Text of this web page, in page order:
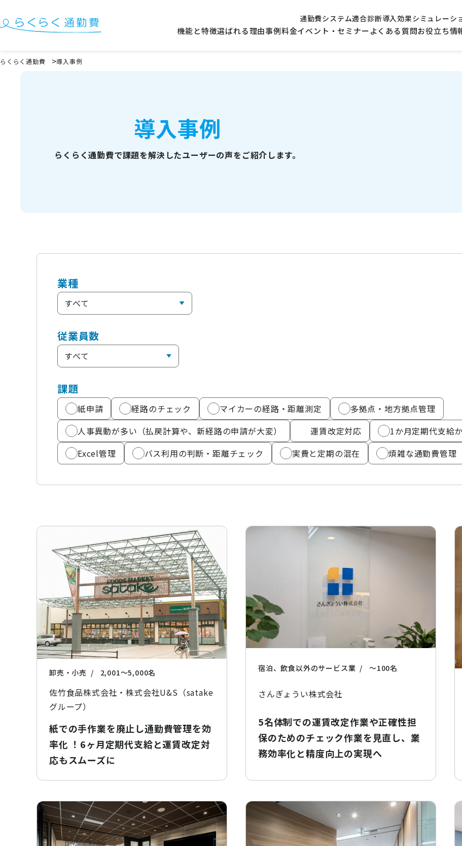
通勤費システム適合診断導入効果シミュレーシ
機能と特徴選ばれる理由事例料金イベント・セミナー よくある質問お役立ち情
機能と特徴
導入効果シミュレーション
お問い合わせ 料金・概要資料をDL
らくらく通勤費 導入事例
導入事例
らくらく通勤費で課題を解決したユーザーの声をご紹介します。
業種
従業員数
課題
紙申請 経路のチェック マイカーの経路・距離測定
多拠点・地方拠点管理
人事異動が多い（払戻計算や、新経路の申請が大変）
運賃改定対応
1か月定期代支給
Excel管理
バス利用の判断・距離チェック 実費と定期の混在 煩雑な通勤費管理
卸売・小売 2,001〜5,000名
佐竹食品株式会社・株式会社U&S（satake
グループ）
紙での手作業を廃止し通勤費管理を効
率化 ！6ヶ月定期代支給と運賃改定対
応もスムーズに
宿泊、飲食以外のサービス業 〜100名
さんぎょうい株式会社
5名体制での運賃改定作業や正確性担
保のためのチェック作業を見直し、業
務効率化と精度向上の実現へ